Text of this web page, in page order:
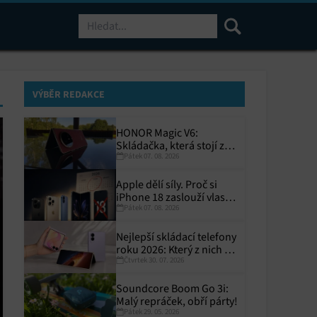
VÝBĚR REDAKCE
HONOR Magic V6:
Skládačka, která stojí za
toPátek 07. 08. 2026
Apple dělí síly. Proč si
iPhone 18 zaslouží vlastní
termín?
Pátek 07. 08. 2026
Nejlepší skládací telefony
roku 2026: Který z nich si
zaslouží místo ve vaší
Čtvrtek 30. 07. 2026
Soundcore Boom Go 3i:
Malý repráček, obří párty!
Pátek 29. 05. 2026